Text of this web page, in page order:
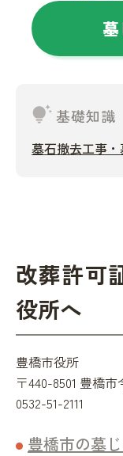
墓
tips_and_updates基礎知識
墓石撤去工事
改葬許可
役所へ
豊橋市役所
〒440-8501 豊橋市
0532-51-2111
豊橋市の墓